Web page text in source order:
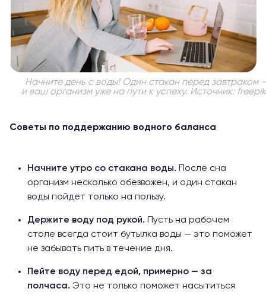
Начните день с воды! Один стакан перед завтраком
и ваш организм уже на пути к успеху. Источник:
Советы по поддержанию водного баланса
Начните утро со стакана воды. После сна
организм несколько обезвожен, и один стакан
воды пойдёт только на пользу.
Держите воду под рукой. Пусть на рабочем
столе всегда стоит бутылка воды — это поможет
не забывать пить в течение дня.
Пейте воду перед едой, примерно — за
полчаса. Это не только поможет насытиться